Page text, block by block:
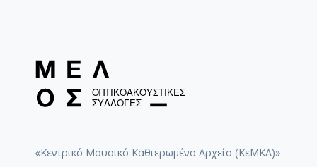
«Κεντρικό Μουσικό Καθιερωμένο Αρχείο (ΚεΜΚΑ)».